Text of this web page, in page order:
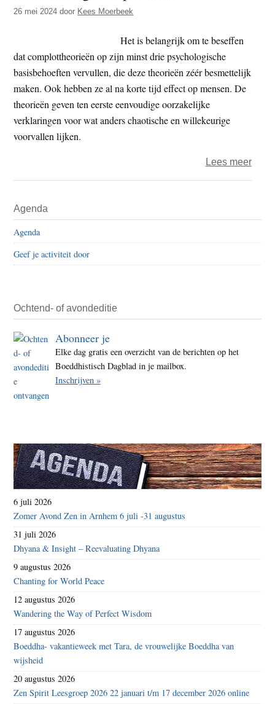
t
e
t
e
26 mei 2024 door Kees Moerbeek
Het is belangrijk om te beseffen
dat complottheorieën op zijn minst drie psychologische
basisbehoeften vervullen, die deze theorieën zéér besmettelijk
maken. Ook hebben ze al na korte tijd effect op mensen. De
theorieën geven ten eerste eenvoudige oorzakelijke
verklaringen voor wat anders chaotische en willekeurige
voorvallen lijken.
Lees meerover
Sidebar
Agenda
Agenda
Geef je activiteit door
Ochtend- of avondeditie
Abonneer je
Elke dag gratis een overzicht van de berichten op het
Boeddhistisch Dagblad in je mailbox.
Inschrijven »
6 juli 2026
Zomer Avond Zen in Arnhem 6 juli -31 augustus
31 juli 2026
Dhyana & Insight – Reevaluating Dhyana
9 augustus 2026
Chanting for World Peace
12 augustus 2026
Wandering the Way of Perfect Wisdom
17 augustus 2026
Boeddha- vakantieweek met Tara, de vrouwelijke Boeddha van
wijsheid
20 augustus 2026
Zen Spirit Leesgroep 2026 22 januari t/m 17 december 2026 online